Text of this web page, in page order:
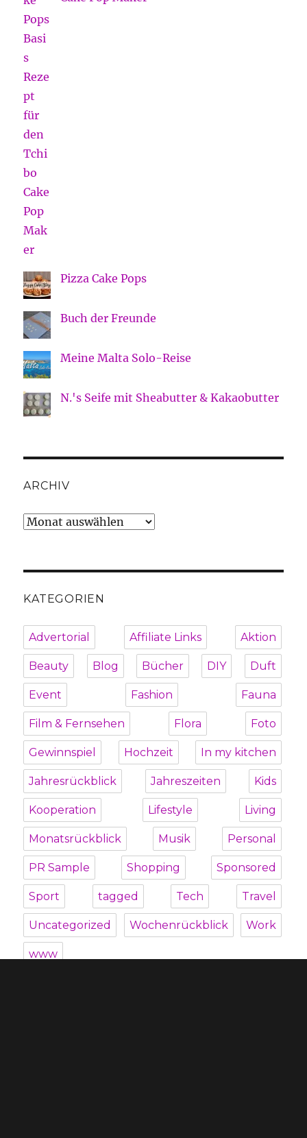
Pizza Cake Pops
Buch der Freunde
Meine Malta Solo-Reise
N.'s Seife mit Sheabutter & Kakaobutter
ARCHIV
Archiv
KATEGORIEN
Advertorial Affiliate Links Aktion
Beauty Blog Bücher DIY Duft
Event Fashion Fauna
Film & Fernsehen Flora Foto
Gewinnspiel Hochzeit In my kitchen
Jahresrückblick Jahreszeiten Kids
Kooperation Lifestyle Living
Monatsrückblick Musik Personal
PR Sample Shopping Sponsored
Sport tagged Tech Travel
Uncategorized Wochenrückblick Work
www